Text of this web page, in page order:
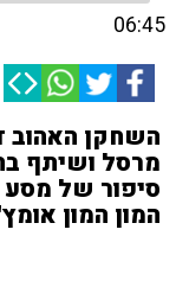
06:45
השחקן האהוב
מרסל ושיתף
סיפור של
המון המון